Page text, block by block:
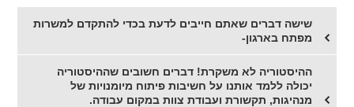
שישה דברים שאתם חייבים לדעת בכדי להתקדם למשרות
מפתח בארגון-
ההיסטוריה לא משקרת! דברים חשובים שההיסטוריה
יכולה ללמד אותנו על חשיבות פיתוח מיומנויות של
מנהיגות, תקשורת ועבודת צוות במקום עבודה.